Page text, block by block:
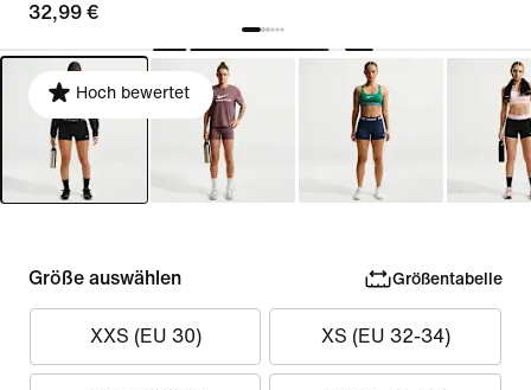
32,99 €
Hoch bewertet
Größe auswählen Größentabelle
XXS (EU 30) XS (EU 32-34)